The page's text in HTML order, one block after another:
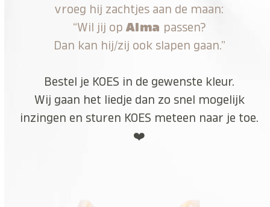
vroeg hij zachtjes aan de maan:
“Wil jij op Alma passen?
Dan kan hij/zij ook slapen gaan.”
Bestel je KOES in de gewenste kleur.
Wij gaan het liedje dan zo snel mogelijk
inzingen en sturen KOES meteen naar je toe.
❤️